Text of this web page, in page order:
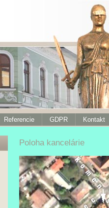
Referencie GDPR Kontakt
Poloha kancelárie